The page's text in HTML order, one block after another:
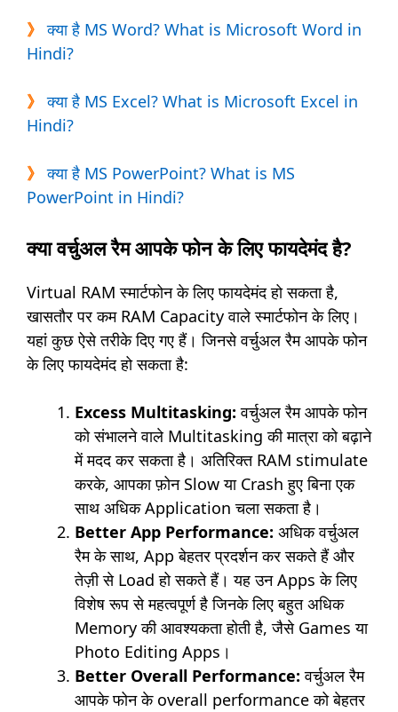
》 क्या है MS Word? What is Microsoft Word in
Hindi?
》 क्या है MS Excel? What is Microsoft Excel in
Hindi?
》 क्या है MS PowerPoint? What is MS
PowerPoint in Hindi?
क्या वर्चुअल रैम आपके फोन के लिए फायदेमंद है?
Virtual RAM स्मार्टफोन के लिए फायदेमंद हो सकता है,
खासतौर पर कम RAM Capacity वाले स्मार्टफोन के लिए।
यहां कुछ ऐसे तरीके दिए गए हैं। जिनसे वर्चुअल रैम आपके फोन
के लिए फायदेमंद हो सकता है:
Excess Multitasking:वर्चुअल रैम आपके फोन
को संभालने वाले Multitasking की मात्रा को बढ़ाने
में मदद कर सकता है। अतिरिक्त RAM stimulate
करके, आपका फ़ोन Slow या Crash हुए बिना एक
साथ अधिक Application चला सकता है।
Better App Performance: अधिक वर्चुअल
रैम के साथ, App बेहतर प्रदर्शन कर सकते हैं और
तेज़ी से Load हो सकते हैं। यह उन Apps के लिए
विशेष रूप से महत्वपूर्ण है जिनके लिए बहुत अधिक
Memory की आवश्यकता होती है, जैसे Games या
Photo Editing Apps।
Better Overall Performance: वर्चुअल रैम
आपके फोन के overall performance को बेहतर